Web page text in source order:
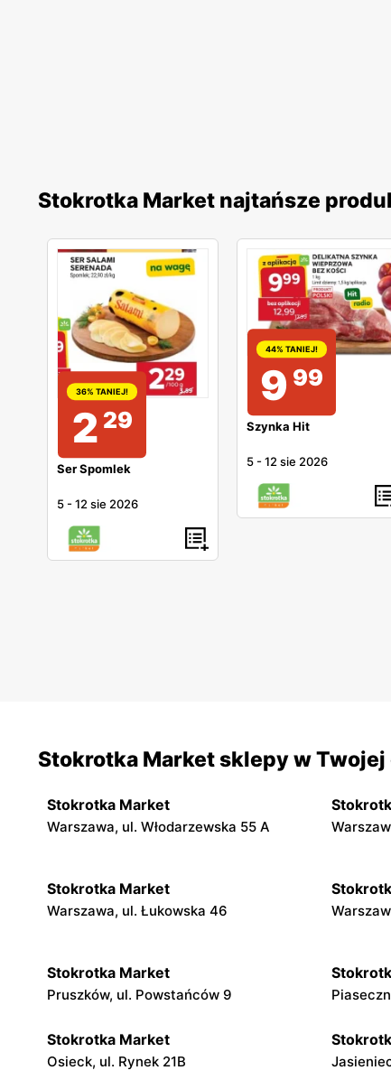
Stokrotka Market najtańsze
36% TANIEJ!
2 29
Ser Spomlek
5 -12 sie 2026
44% TANIEJ!
9 99
Szynka Hit
5 -12 sie 2026
Stokrotka Market sklepy w
Stokrotka Market
Warszawa, ul. Włodarzewska 55 A
Stokrotka Market
Warszawa, ul. Łukowska 46
Stokrotka Market
Pruszków, ul. Powstańców 9
Stokrotka Market
Osieck, ul. Rynek 21B